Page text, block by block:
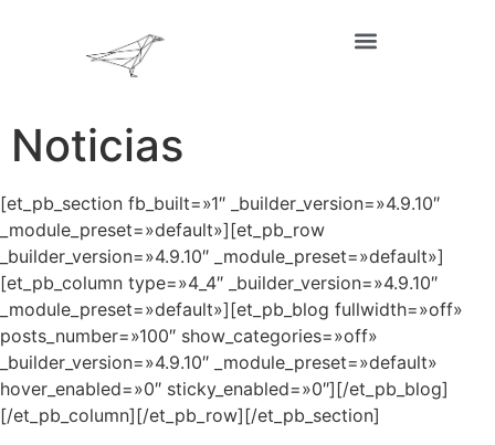
Noticias
[et_pb_section fb_built=»1″ _builder_version=»4.9.10″
_module_preset=»default»][et_pb_row
_builder_version=»4.9.10″ _module_preset=»default»]
[et_pb_column type=»4_4″ _builder_version=»4.9.10″
_module_preset=»default»][et_pb_blog fullwidth=»off»
posts_number=»100″ show_categories=»off»
_builder_version=»4.9.10″ _module_preset=»default»
hover_enabled=»0″ sticky_enabled=»0″][/et_pb_blog]
[/et_pb_column][/et_pb_row][/et_pb_section]